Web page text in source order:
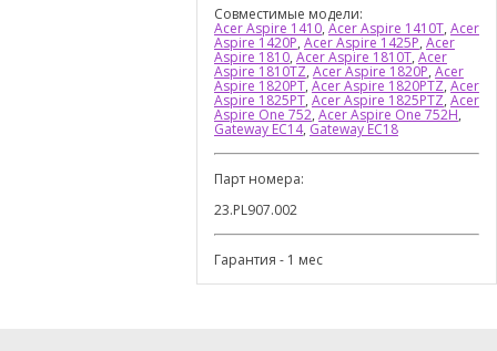
Совместимые модели:
Acer Aspire 1410, Acer Aspire 1410T, Acer
Aspire 1420P, Acer Aspire 1425P, Acer
Aspire 1810, Acer Aspire 1810T, Acer
Aspire 1810TZ, Acer Aspire 1820P, Acer
Aspire 1820PT, Acer Aspire 1820PTZ, Acer
Aspire 1825PT, Acer Aspire 1825PTZ, Acer
Aspire One 752, Acer Aspire One 752H,
Gateway EC14, Gateway EC18
Парт номера:
23.PL907.002
Гарантия - 1 мес